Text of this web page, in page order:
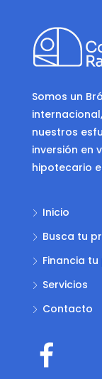
Somos un
nuestros
inversión en
hipotecario
Inicio
Busca tu
Financia
Servicios
Contacto